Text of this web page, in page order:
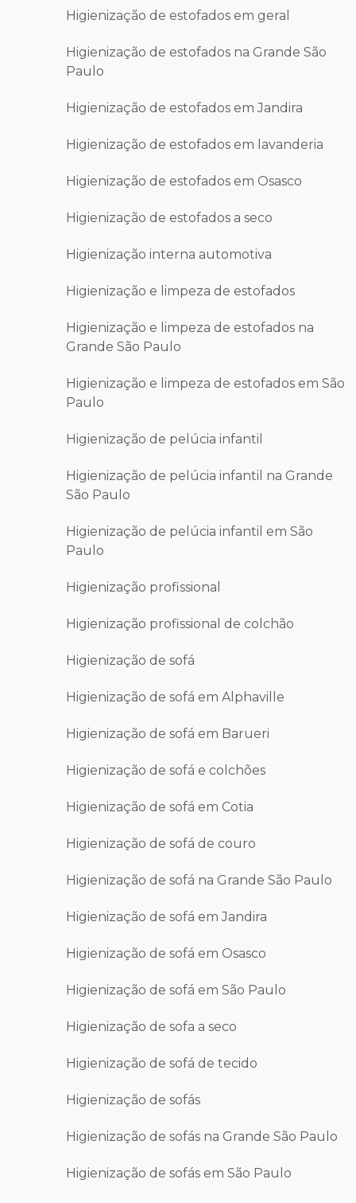
Higienização de estofados em geral
Higienização de estofados na Grande São
Paulo
Higienização de estofados em Jandira
Higienização de estofados em lavanderia
Higienização de estofados em Osasco
Higienização de estofados a seco
Higienização interna automotiva
Higienização e limpeza de estofados
Higienização e limpeza de estofados na
Grande São Paulo
Higienização e limpeza de estofados em São
Paulo
Higienização de pelúcia infantil
Higienização de pelúcia infantil na Grande
São Paulo
Higienização de pelúcia infantil em São
Paulo
Higienização profissional
Higienização profissional de colchão
Higienização de sofá
Higienização de sofá em Alphaville
Higienização de sofá em Barueri
Higienização de sofá e colchões
Higienização de sofá em Cotia
Higienização de sofá de couro
Higienização de sofá na Grande São Paulo
Higienização de sofá em Jandira
Higienização de sofá em Osasco
Higienização de sofá em São Paulo
Higienização de sofa a seco
Higienização de sofá de tecido
Higienização de sofás
Higienização de sofás na Grande São Paulo
Higienização de sofás em São Paulo